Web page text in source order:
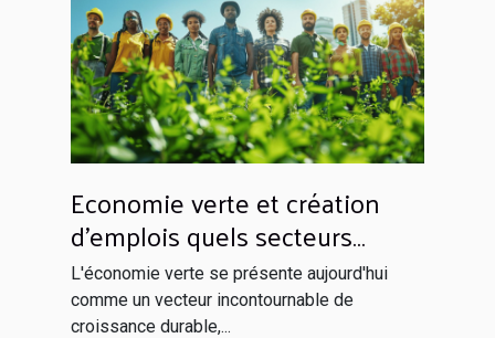
Economie verte et création
d'emplois quels secteurs
seront les champions de la
croissance écologique
L'économie verte se présente aujourd'hui
comme un vecteur incontournable de
croissance durable,...